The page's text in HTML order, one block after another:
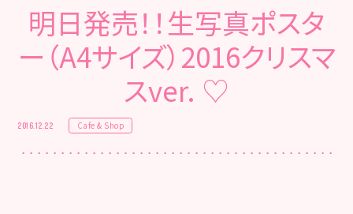
明日発売！！生写真ポスタ
ー（A4サイズ）2016クリスマ
スver. ♡
2016.12.22 Cafe & Shop